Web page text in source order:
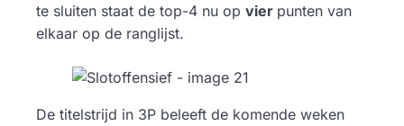
te sluiten staat de top-4 nu op vier punten van
elkaar op de ranglijst.
De titelstrijd in 3P beleeft de komende weken